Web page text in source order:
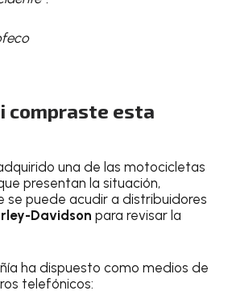
compraste esta
una de las motocicletas
presentan la situación,
se puede acudir a distribuidores
Davidsonpara revisar la
ha dispuesto como medios de
telefónicos: